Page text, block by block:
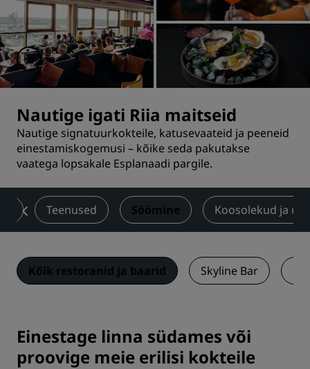
Nautige igati Riia maitseid
Nautige signatuurkokteile, katusevaateid ja peeneid
einestamiskogemusi – kõike seda pakutakse
vaatega lopsakale Esplanaadi pargile.
Teenused Söömine Koosolekud ja
Kõik restoranid ja baarid Skyline Bar
Einestage linna südames või
proovige meie erilisi kokteile